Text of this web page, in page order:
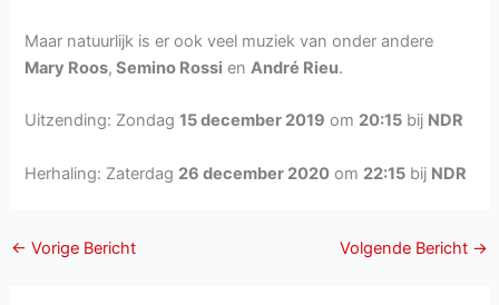
Maar natuurlijk is er ook veel muziek van onder andere
Mary Roos, Semino Rossi enAndré Rieu.
Uitzending: Zondag15 december 2019 om 20:15 bij NDR
Herhaling: Zaterdag 26 december 2020 om 22:15 bij NDR
← Vorige Bericht Volgende Bericht →